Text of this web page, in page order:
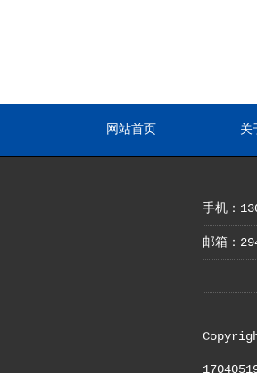
网站首页 关
手机：
邮箱：